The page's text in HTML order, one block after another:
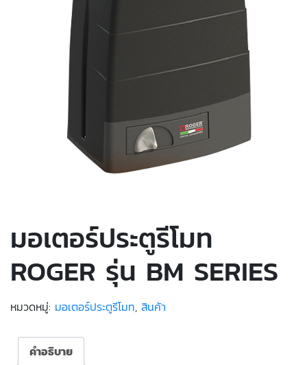
มอเตอร์ประตูรีโมท
ROGER รุ่น BM SERIES
หมวดหมู่: มอเตอร์ประตูรีโมท, สินค้า
คำอธิบาย